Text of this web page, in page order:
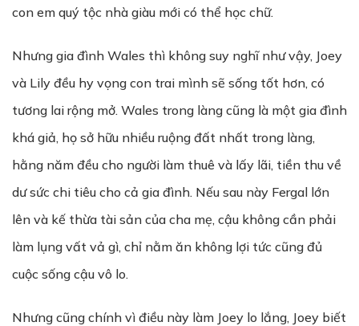
con em quý tộc nhà giàu mới có thể học chữ.
Nhưng gia đình Wales thì không suy nghĩ như vậy, Joey
và Lily đều hy vọng con trai mình sẽ sống tốt hơn, có
tương lai rộng mở. Wales trong làng cũng là một gia đình
khá giả, họ sở hữu nhiều ruộng đất nhất trong làng,
hằng năm đều cho người làm thuê và lấy lãi, tiền thu về
dư sức chi tiêu cho cả gia đình. Nếu sau này Fergal lớn
lên và kế thừa tài sản của cha mẹ, cậu không cần phải
làm lụng vất vả gì, chỉ nằm ăn không lợi tức cũng đủ
cuộc sống cậu vô lo.
Nhưng cũng chính vì điều này làm Joey lo lắng, Joey biết